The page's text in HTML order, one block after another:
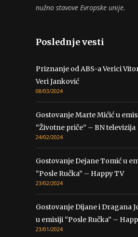
nužno stavove Evropske unije.
Poslednje vesti
Priznanje od ABS-a Verici
Veri Janković
08/03/2024
Gostovanje Marte Mićić u
“Životne priče” – BN televizija
24/02/2024
Gostovanje Dejane Tomić u
“Posle Ručka” – Happy TV
23/02/2024
Gostovanje Dijane i Dragana
u emisiji “Posle Ručka” –
23/01/2024